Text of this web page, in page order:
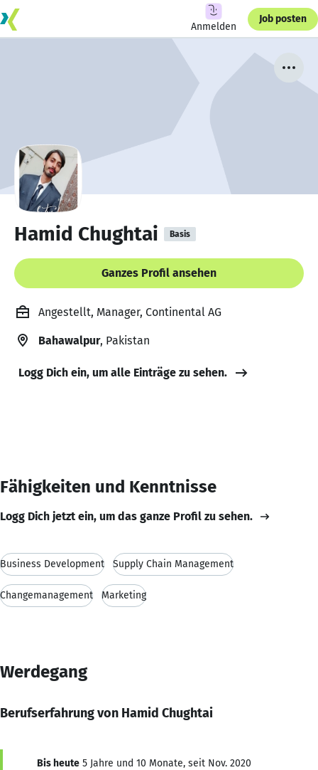
Anmelden
Job posten
Hamid Chughtai Basis
Ganzes Profil ansehen
Angestellt, Manager, Continental AG
Bahawalpur, Pakistan
Logg Dich ein, um alle Einträge zu sehen.
Fähigkeiten und Kenntnisse
Logg Dich jetzt ein, um das ganze Profil zu sehen.
Business Development Supply Chain Management
Changemanagement Marketing
Werdegang
Berufserfahrung von Hamid Chughtai
Bis heute 5 Jahre und 10 Monate, seit Nov. 2020